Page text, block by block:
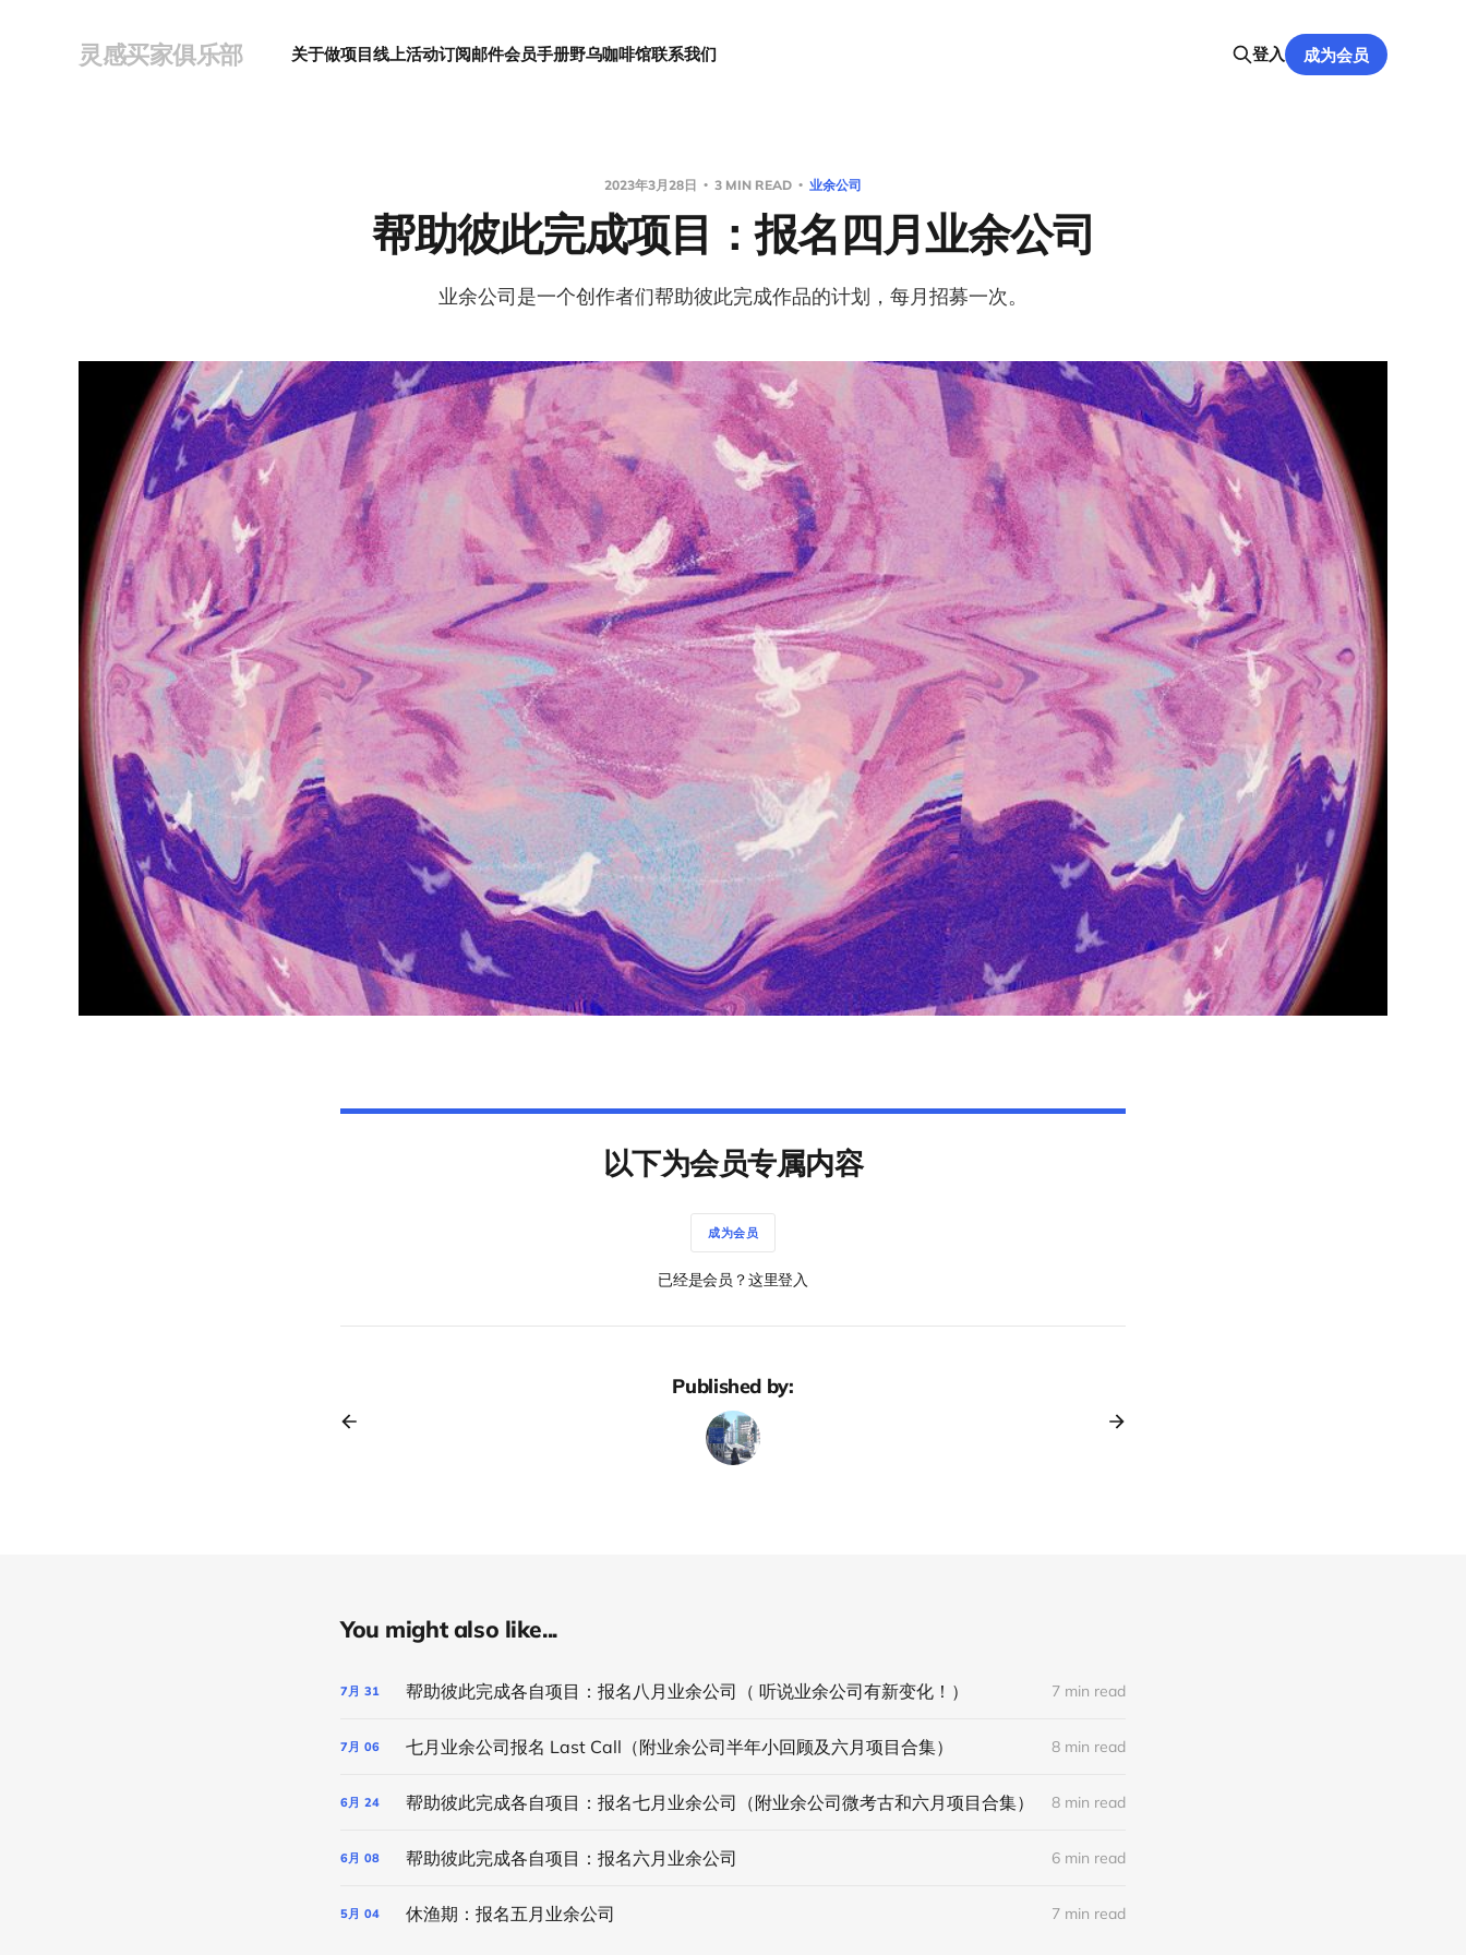
灵感买家俱乐部 关于做项目线上活动订阅邮件会员手册野乌咖啡馆联系我们 登入 成为会员
2023年3月28日 3 MIN READ 业余公司
帮助彼此完成项目：报名四月业余公司
业余公司是一个创作者们帮助彼此完成作品的计划，每月招募一次。
以下为会员专属内容
成为会员
已经是会员？这里登入
Published by:
You might also like...
7月 31 帮助彼此完成各自项目：报名八月业余公司（ 听说业余公司有新变化！） 7 min read
7月 06 七月业余公司报名 Last Call（附业余公司半年小回顾及六月项目合集） 8 min read
6月 24 帮助彼此完成各自项目：报名七月业余公司（附业余公司微考古和六月项目合集） 8 min read
6月 08 帮助彼此完成各自项目：报名六月业余公司 6 min read
5月 04 休渔期：报名五月业余公司 7 min read